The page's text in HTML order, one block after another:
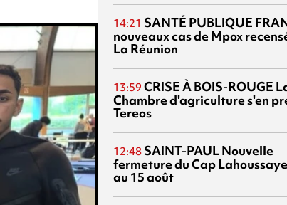
14:21 SANTÉ PUBLIQUE
nouveaux cas de Mpox
La Réunion
13:59 CRISE À BOIS-ROUGE
Chambre d'agriculture s'en
Tereos
12:48 SAINT-PAULNouvelle
fermeture du Cap
au 15 août